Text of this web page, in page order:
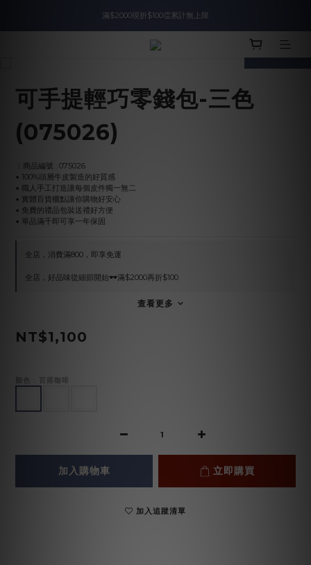
入會即領$888購物金🙌
滿$2000現折$100👏累計無上限
入會即領$888購物金🙌 prev next
可手提輕巧零錢包-三色
(075026)
︱商品編號 : 075026
▪︎ 100%頭層牛皮製造的好質感
▪︎ 職人手工打造讓每個皮件獨一無二
▪︎ 實體百貨櫃點讓你購物好安心
▪︎ 免費的禮品包裝送禮好方便
▪︎ 單品滿千即可享一年保固
全店，消費滿800，即享免運
全店，好品味從細節開始🕶️滿$2000再折$100
查看更多
NT$1,100
: 百搭咖啡
加入購物車 立即購買
加入追蹤清單